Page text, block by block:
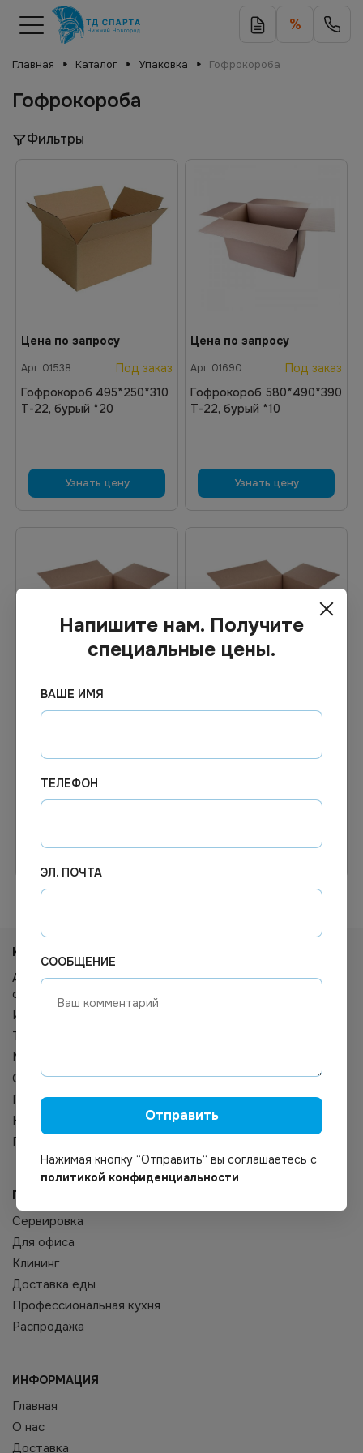
%
Главная Каталог Упаковка Гофрокороба
Гофрокороба
Фильтры
Цена по запросу
Арт. 01538
Под заказ
Гофрокороб 495*250*310
Т-22, бурый *20
Узнать цену
Цена по запросу
Арт. 01690
Под заказ
Гофрокороб 580*490*390
Т-22, бурый *10
Узнать цену
Цена по запросу
Гофрокороб 600*300*300
Т-23 бурый 20шт/уп
Узнать цену
Цена по запросу
Гофрокороб 600*350*300
Узнать цену
КАТАЛОГ
Антисептики, дезинфицирующие
средства
Индивидуальные средства защиты
Техника и аксессуары
Мешки для мусора
Средства для мытья посуды
Прямоугольные
Круглые
Перчатки латексные, резиновые
ПО ТИПУ БИЗНЕСА
Сервировка
Для офиса
Клининг
Доставка еды
Профессиональная кухня
Распродажа
ИНФОРМАЦИЯ
Главная
О нас
Доставка
Напишите нам. Получите
специальные цены.
ВАШЕ ИМЯ
ТЕЛЕФОН
ЭЛ. ПОЧТА
СООБЩЕНИЕ
Отправить
Нажимая кнопку “Отправить“ вы соглашаетесь с
политикой конфиденциальности